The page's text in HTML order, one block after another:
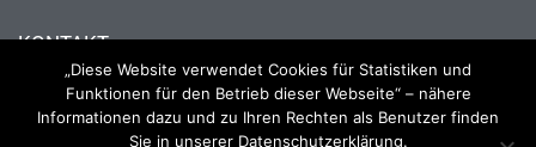
KONTAKT
04106 121 63 73
„Diese Website verwendet Cookies für Statistiken und
Funktionen für den Betrieb dieser Webseite“ – nähere
Informationen dazu und zu Ihren Rechten als Benutzer finden
Sie in unserer Datenschutzerklärung.